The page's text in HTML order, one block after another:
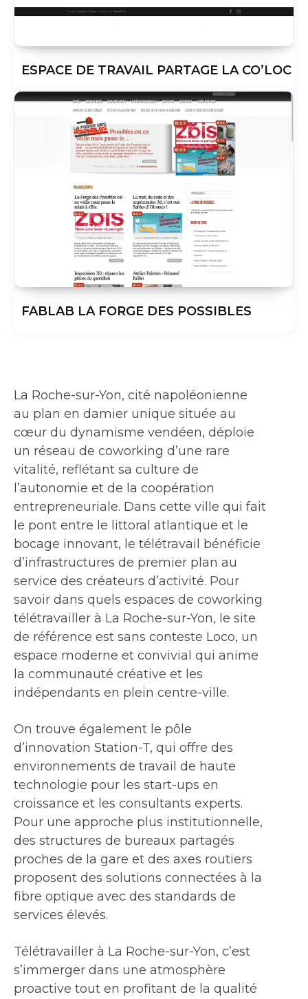
ESPACE DE TRAVAIL PARTAGE LA CO’LOC
FABLAB LA FORGE DES POSSIBLES
La Roche-sur-Yon, cité napoléonienne
au plan en damier unique située au
cœur du dynamisme vendéen, déploie
un réseau de coworking d’une rare
vitalité, reflétant sa culture de
l’autonomie et de la coopération
entrepreneuriale. Dans cette ville qui fait
le pont entre le littoral atlantique et le
bocage innovant, le télétravail bénéficie
d’infrastructures de premier plan au
service des créateurs d’activité. Pour
savoir dans quels espaces de coworking
télétravailler à La Roche-sur-Yon, le site
de référence est sans conteste Loco, un
espace moderne et convivial qui anime
la communauté créative et les
indépendants en plein centre-ville.
On trouve également le pôle
d’innovation Station-T, qui offre des
environnements de travail de haute
technologie pour les start-ups en
croissance et les consultants experts.
Pour une approche plus institutionnelle,
des structures de bureaux partagés
proches de la gare et des axes routiers
proposent des solutions connectées à la
fibre optique avec des standards de
services élevés.
Télétravailler à La Roche-sur-Yon, c’est
s’immerger dans une atmosphère
proactive tout en profitant de la qualité